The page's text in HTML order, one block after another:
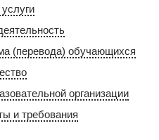
(перевода) обучающихся
организации
и требования